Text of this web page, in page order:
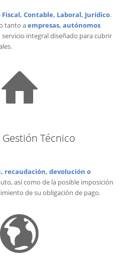
Contable, Laboral, Jurídico.
tanto aempresas, autónomos
servicio integral diseñado para cubrir
Técnico
recaudación, devolución o
así como de la posible imposición
de su obligación de pago.